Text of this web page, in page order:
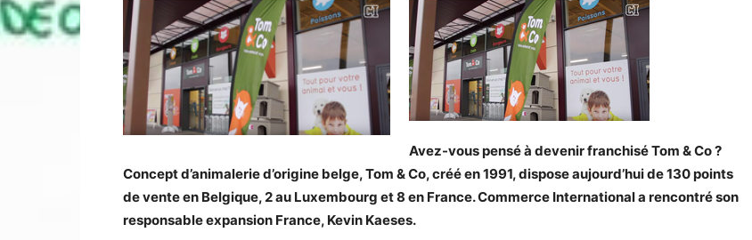
Avez-vous pensé à devenir franchisé Tom & Co ?
Concept d’animalerie d’origine belge, Tom & Co, créé en 1991, dispose aujourd’hui de 130 points
de vente en Belgique, 2 au Luxembourg et 8 en France. Commerce International a rencontré son
responsable expansion France, Kevin Kaeses.